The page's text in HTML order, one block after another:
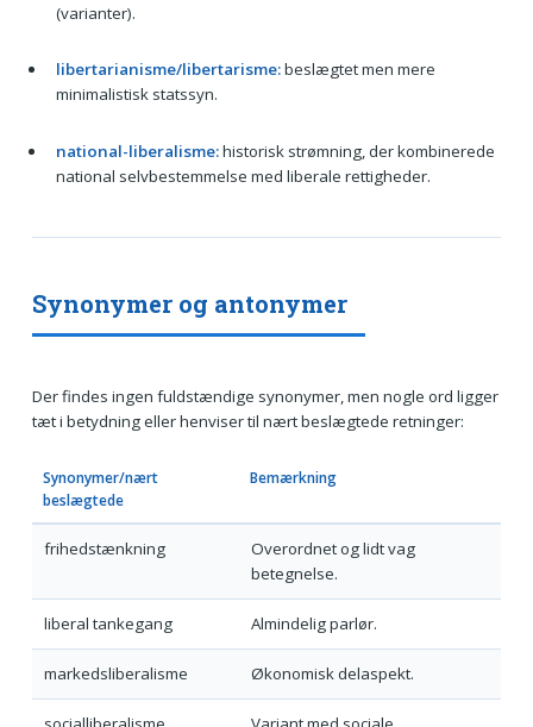
(varianter).
libertarianisme/libertarisme:beslægtet men mere
minimalistisk statssyn.
national-liberalisme:historisk strømning, der kombinerede
national selvbestemmelse med liberale rettigheder.
Synonymer og antonymer
Der findes ingen fuldstændige synonymer, men nogle ord ligger
tæt i betydning eller henviser til nært beslægtede retninger:
Synonymer/nært
beslægtede
Bemærkning
frihedstænkning
Overordnet og lidt vag
betegnelse.
liberal tankegang Almindelig parlør.
markedsliberalisme Økonomisk delaspekt.